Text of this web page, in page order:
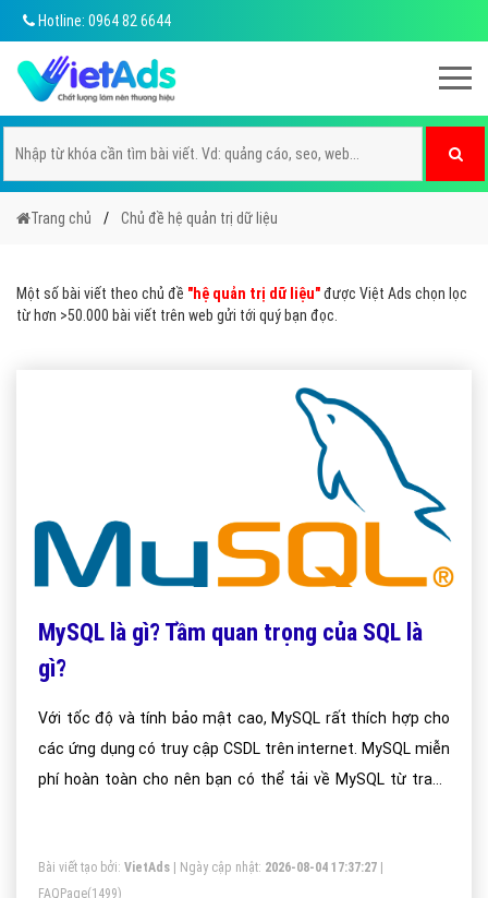
Hotline: 0964 82 6644
Trang chủ Chủ đề hệ quản trị dữ liệu
Một số bài viết theo chủ đề "hệ quản trị dữ liệu"được Việt Ads chọn lọc
từ hơn >50.000 bài viết trên web gửi tới quý bạn đọc.
MySQL là gì? Tầm quan trọng của SQL là
gì?
Với tốc độ và tính bảo mật cao, MySQL rất thích hợp cho
các ứng dụng có truy cập CSDL trên internet. MySQL miễn
phí hoàn toàn cho nên bạn có thể tải về MySQL từ trang
Bài viết tạo bởi: VietAds | Ngày cập nhật: 2026-08-04 17:37:27
FAQPage(1499)